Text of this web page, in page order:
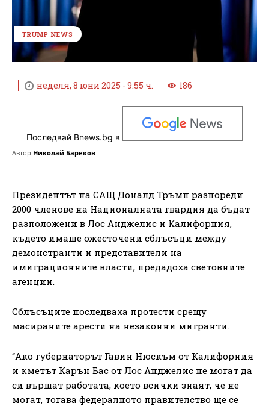
TRUMP NEWS
неделя, 8 юни 2025 - 9:55 ч. 186
Последвай Bnews.bg в
Автор Николай Бареков
Президентът на САЩ Доналд Тръмп разпореди
2000 членове на Националната гвардия да бъдат
разположени в Лос Анджелис и Калифорния,
където имаше ожесточени сблъсъци между
демонстранти и представители на
имиграционните власти, предадоха световните
агенции.
Сблъсъците последваха протести срещу
масираните арести на незаконни мигранти.
“Ако губернаторът Гавин Нюскъм от Калифорния
и кметът Карън Бас от Лос Анджелис не могат да
си вършат работата, което всички знаят, че не
могат, тогава федералното правителство ще се